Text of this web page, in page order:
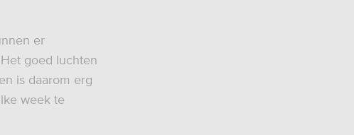
er
goed luchten
is daarom erg
week te